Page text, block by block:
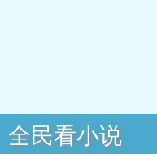
全民看小说